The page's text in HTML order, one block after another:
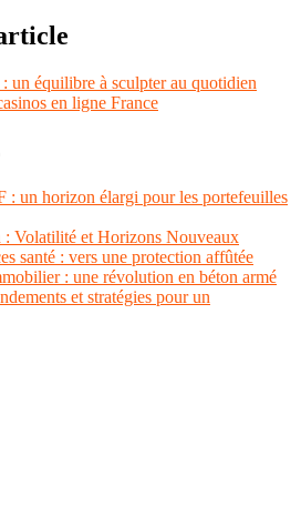
un équilibre à sculpter au quotidien
en ligne France
: un horizon élargi pour les portefeuilles
Volatilité et Horizons Nouveaux
santé : vers une protection affûtée
: une révolution en béton armé
et stratégies pour un